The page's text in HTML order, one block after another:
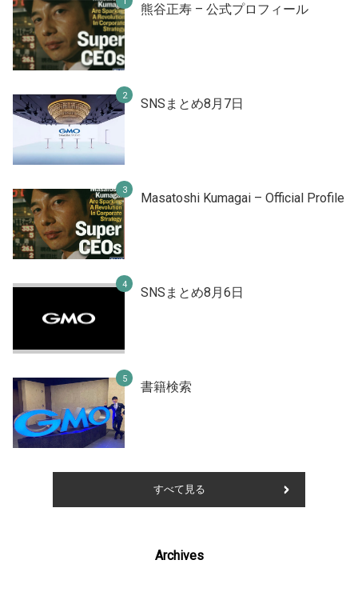
熊谷正寿 – 公式プロフィール
SNSまとめ8月7日
Masatoshi Kumagai – Official Profile
SNSまとめ8月6日
書籍検索
すべて見る
Archives